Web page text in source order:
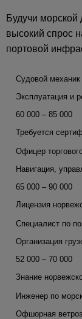
Будучи
высокий спрос
портовой
Судовой механик
Эксплуатация и
60 000 – 85 000
Требуется
Офицер
Навигация,
65 000 – 90 000
Лицензия
Специалист по
Организация
52 000 – 70 000
Знание
Инженер по
Офшорная